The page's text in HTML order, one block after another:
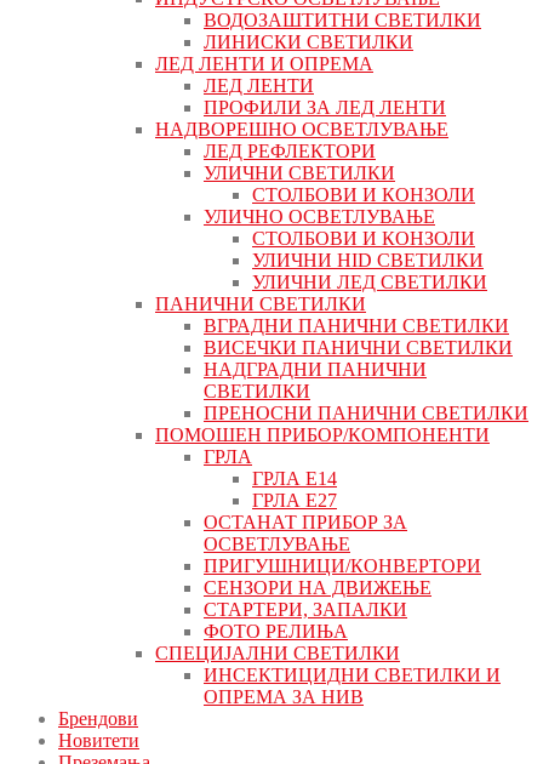
ВОДОЗАШТИТНИ СВЕТИЛКИ
ЛИНИСКИ СВЕТИЛКИ
ЛЕД ЛЕНТИ И ОПРЕМА
ЛЕД ЛЕНТИ
ПРОФИЛИ ЗА ЛЕД ЛЕНТИ
НАДВОРЕШНО ОСВЕТЛУВАЊЕ
ЛЕД РЕФЛЕКТОРИ
УЛИЧНИ СВЕТИЛКИ
СТОЛБОВИ И КОНЗОЛИ
УЛИЧНО ОСВЕТЛУВАЊЕ
СТОЛБОВИ И КОНЗОЛИ
УЛИЧНИ HID СВЕТИЛКИ
УЛИЧНИ ЛЕД СВЕТИЛКИ
ПАНИЧНИ СВЕТИЛКИ
ВГРАДНИ ПАНИЧНИ СВЕТИЛКИ
ВИСЕЧКИ ПАНИЧНИ СВЕТИЛКИ
НАДГРАДНИ ПАНИЧНИ
СВЕТИЛКИ
ПРЕНОСНИ ПАНИЧНИ СВЕТИЛКИ
ПОМОШЕН ПРИБОР/КОМПОНЕНТИ
ГРЛА
ГРЛА Е14
ГРЛА Е27
ОСТАНАТ ПРИБОР ЗА
ОСВЕТЛУВАЊЕ
ПРИГУШНИЦИ/КОНВЕРТОРИ
СЕНЗОРИ НА ДВИЖЕЊЕ
СТАРТЕРИ, ЗАПАЛКИ
ФОТО РЕЛИЊА
СПЕЦИЈАЛНИ СВЕТИЛКИ
ИНСЕКТИЦИДНИ СВЕТИЛКИ И
ОПРЕМА ЗА НИВ
Брендови
Новитети